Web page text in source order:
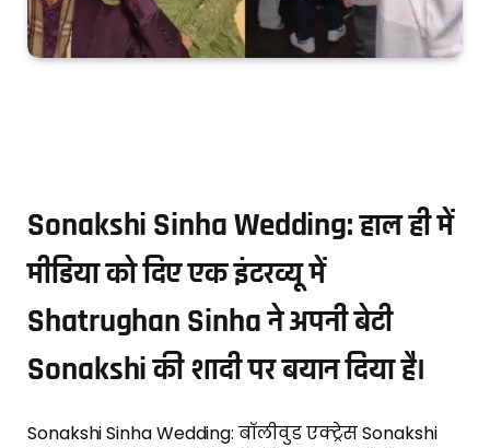
Sonakshi Sinha Wedding: हाल ही में
मीडिया को दिए एक इंटरव्यू में
Shatrughan Sinha ने अपनी बेटी
Sonakshi की शादी पर बयान दिया है।
Sonakshi Sinha Wedding: बॉलीवुड एक्ट्रेस Sonakshi